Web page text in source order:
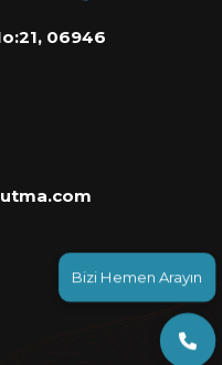
Bizi Hemen Arayın
06946